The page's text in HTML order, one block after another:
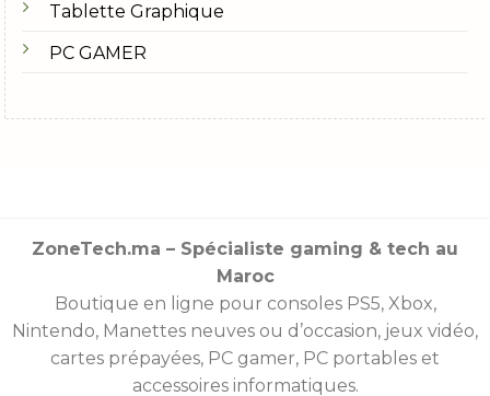
Tablette Graphique
PC GAMER
ZoneTech.ma – Spécialiste gaming & tech au
Maroc
Boutique en ligne pour consoles PS5, Xbox,
Nintendo, Manettes neuves ou d’occasion, jeux vidéo,
cartes prépayées, PC gamer, PC portables et
accessoires informatiques.